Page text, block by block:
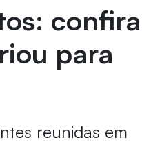
confira
para
reunidas em